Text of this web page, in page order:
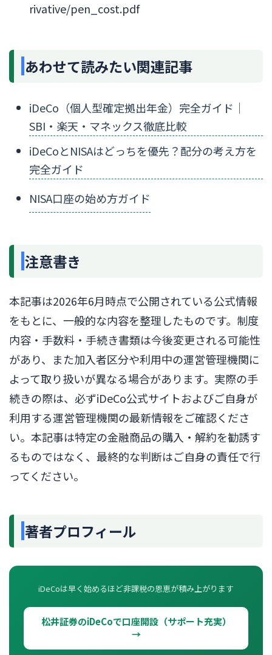
rivative/pen_cost.pdf
あわせて読みたい関連記事
iDeCo（個人型確定拠出年金）完全ガイド｜
SBI・楽天・マネックス徹底比較
iDeCoとNISAはどっちを優先？配分の考え方を
完全ガイド
NISA口座の始め方ガイド
注意書き
本記事は2026年6月時点で公開されている公式情報
をもとに、一般的な内容を整理したものです。制度
内容・手数料・手続き書類は今後変更される可能性
があり、また加入者区分や利用中の運営管理機関に
よって取り扱いが異なる場合があります。実際の手
続きの際は、必ずiDeCo公式サイトおよびご自身が
利用する運営管理機関の最新情報をご確認くださ
い。本記事は特定の金融商品の購入・解約を勧誘す
るものではなく、最終的な判断はご自身の責任で行
ってください。
著者プロフィール
iDeCoは早く始めるほど非課税の恩恵が積み上がります
松井証券のiDeCoで口座開設（サポート充実）
→